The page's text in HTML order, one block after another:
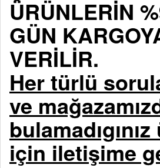
ÜRÜNLERİN
GÜN
VERİLİR.
Her türlü
ve
için iletişime